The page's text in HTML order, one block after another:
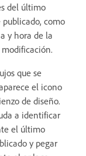
del último
publicado, como
y hora de la
que se
el icono
de diseño.
a identificar
el último
y pegar